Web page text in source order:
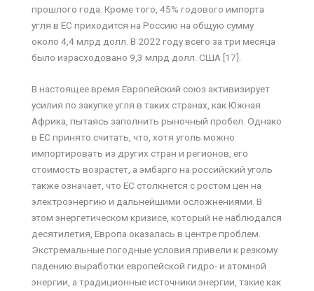
прошлого года. Кроме того, 45% годового импорта
угля в ЕС приходится на Россию на общую сумму
около 4,4 млрд долл. В 2022 году всего за три месяца
было израсходовано 9,3 млрд долл. США [17].
В настоящее время Европейский союз активизирует
усилия по закупке угля в таких странах, как Южная
Африка, пытаясь заполнить рыночный пробел. Однако
в ЕС принято считать, что, хотя уголь можно
импортировать из других стран и регионов, его
стоимость возрастет, а эмбарго на российский уголь
также означает, что ЕС столкнется с ростом цен на
электроэнергию и дальнейшими осложнениями. В
этом энергетическом кризисе, который не наблюдался
десятилетия, Европа оказалась в центре проблем.
Экстремальные погодные условия привели к резкому
падению выработки европейской гидро- и атомной
энергии, а традиционные источники энергии, такие как